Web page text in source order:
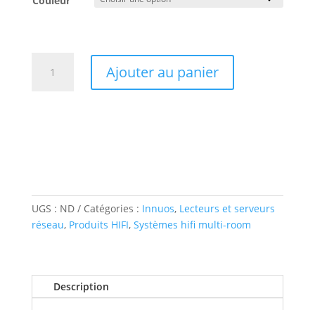
Ajouter au panier
UGS : ND Catégories : Innuos, Lecteurs et serveurs
réseau, Produits HIFI, Systèmes hifi multi-room
Description